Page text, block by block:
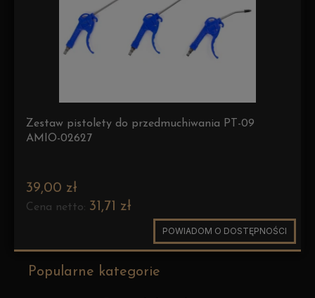
Zestaw pistolety do przedmuchiwania PT-09
AMIO-02627
39,00 zł
Cena netto: 31,71 zł
POWIADOM O DOSTĘPNOŚCI
Popularne kategorie